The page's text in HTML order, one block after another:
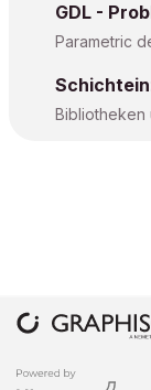
GDL -
Parametric
Bibliotheken